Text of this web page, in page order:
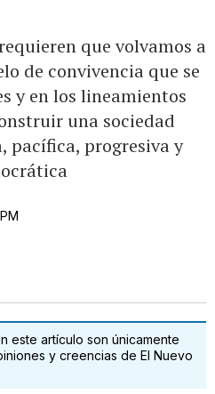
que volvamos a
de convivencia que se
y en los lineamientos
una sociedad
pacífica, progresiva y
este artículo son únicamente
y creencias de El Nuevo